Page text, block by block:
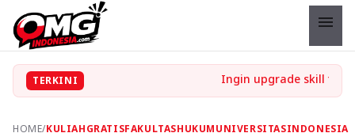
menu
TERKINI
HOME/KULIAHGRATISFAKULTASHUKUMUNIVERSITASINDONESIA